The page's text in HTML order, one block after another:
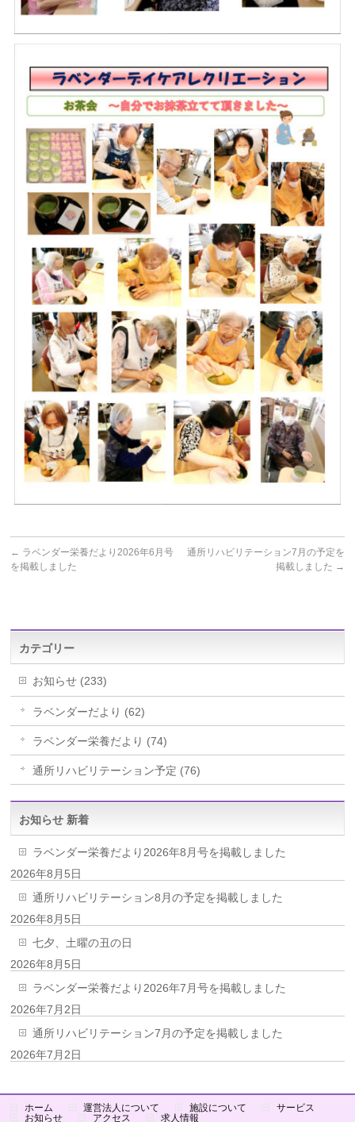
← ラベンダー栄養だより2026年6月号
を掲載しました
通所リハビリテーション7月の予定を
掲載しました →
カテゴリー
お知らせ (233)
ラベンダーだより (62)
ラベンダー栄養だより (74)
通所リハビリテーション予定 (76)
お知らせ 新着
ラベンダー栄養だより2026年8月号を掲載しました
2026年8月5日
通所リハビリテーション8月の予定を掲載しました
2026年8月5日
七夕、土曜の丑の日
2026年8月5日
ラベンダー栄養だより2026年7月号を掲載しました
2026年7月2日
通所リハビリテーション7月の予定を掲載しました
2026年7月2日
ホーム 運営法人について 施設について
サービス
お知らせ
アクセス 求人情報